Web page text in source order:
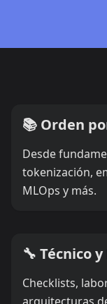
📚 Orden
Desde
tokenización,
MLOps y más.
🔧 Técnico
Checklists,